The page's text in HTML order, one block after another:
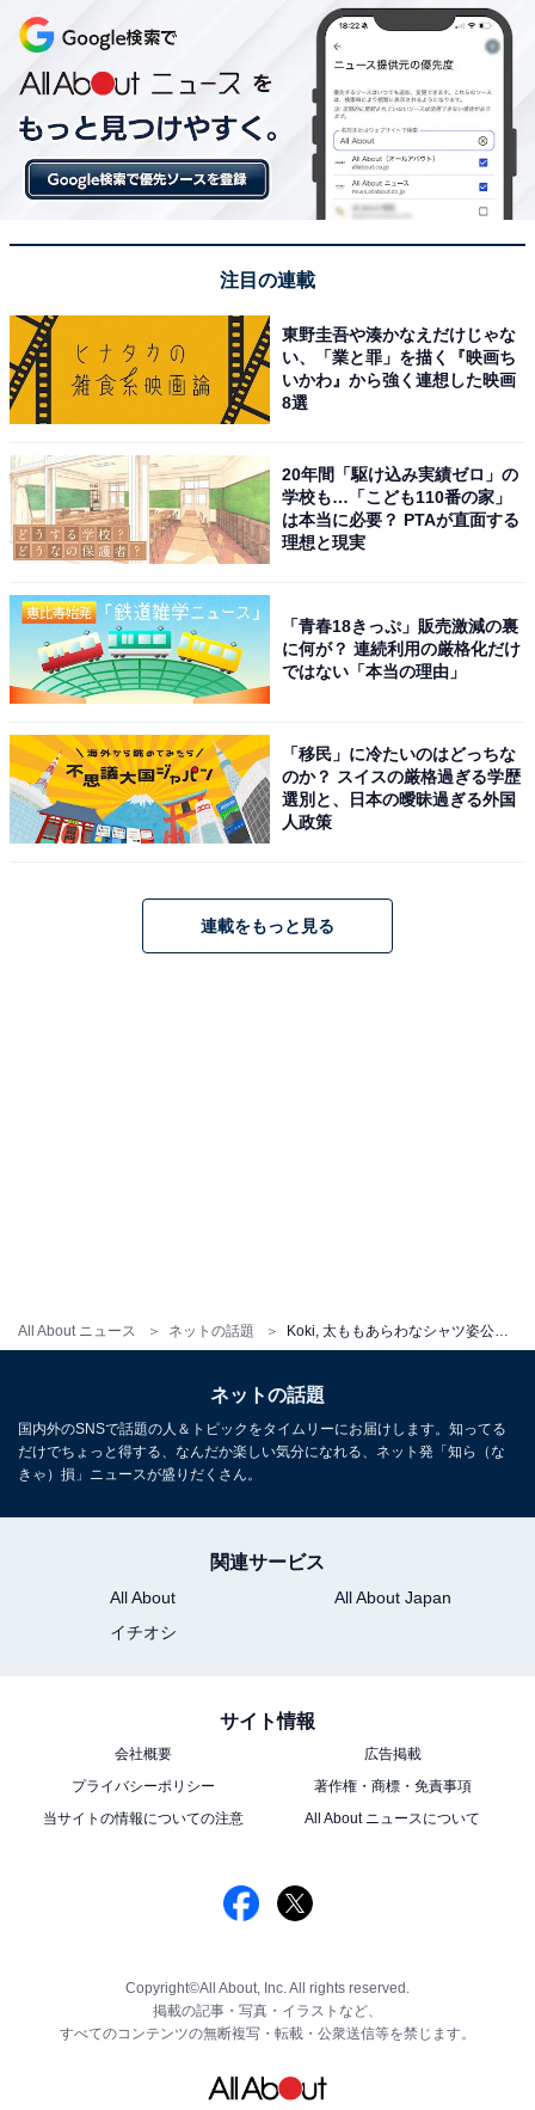
All About ニュース ネットの話題
注目の連載
東野圭吾や湊かなえだけじゃな
い、「業と罪」を描く『映画ち
いかわ』から強く連想した映画
8選
20年間「駆け込み実績ゼロ」の
学校も…「こども110番の家」
は本当に必要？ PTAが直面する
理想と現実
「青春18きっぷ」販売激減の裏
に何が？ 連続利用の厳格化だけ
ではない「本当の理由」
「移民」に冷たいのはどっちな
のか？ スイスの厳格過ぎる学歴
選別と、日本の曖昧過ぎる外国
人政策
連載をもっと見る
ネットの話題
国内外のSNSで話題の人＆トピックをタイムリーにお届けします。知ってる
だけでちょっと得する、なんだか楽しい気分になれる、ネット発「知ら（な
きゃ）損」ニュースが盛りだくさん。
関連サービス
All About
All About Japan
イチオシ
サイト情報
会社概要
広告掲載
プライバシーポリシー
著作権・商標・免責事項
当サイトの情報についての注意
All About ニュースについて
Copyright©All About, Inc. All rights reserved.
掲載の記事・写真・イラストなど、
すべてのコンテンツの無断複写・転載・公衆送信等を禁じます。